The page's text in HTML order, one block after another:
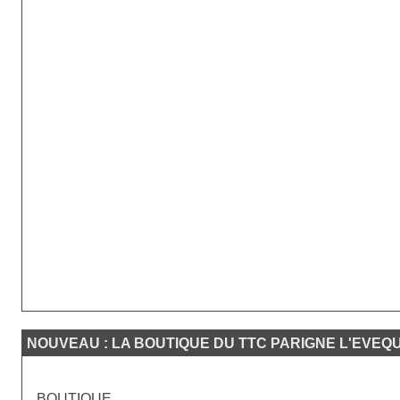
NOUVEAU : LA BOUTIQUE DU TTC PARIGNE